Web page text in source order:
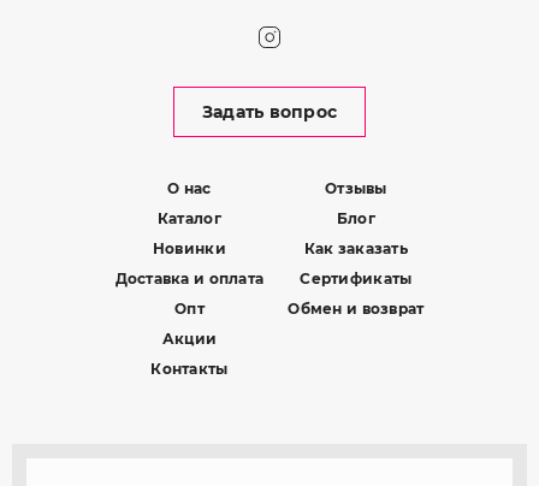
Задать вопрос
О нас
Каталог
Новинки
Доставка и оплата
Опт
Акции
Контакты
Отзывы
Блог
Как заказать
Сертификаты
Обмен и возврат